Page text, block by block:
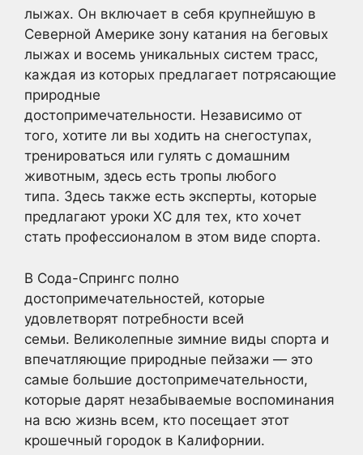
лыжах. Он включает в себя крупнейшую в
Северной Америке зону катания на беговых
лыжах и восемь уникальных систем трасс,
каждая из которых предлагает потрясающие
природные
достопримечательности. Независимо от
того, хотите ли вы ходить на снегоступах,
тренироваться или гулять с домашним
животным, здесь есть тропы любого
типа. Здесь также есть эксперты, которые
предлагают уроки XC для тех, кто хочет
стать профессионалом в этом виде спорта.
В Сода-Спрингс полно
достопримечательностей, которые
удовлетворят потребности всей
семьи. Великолепные зимние виды спорта и
впечатляющие природные пейзажи — это
самые большие достопримечательности,
которые дарят незабываемые воспоминания
на всю жизнь всем, кто посещает этот
крошечный городок в Калифорнии.